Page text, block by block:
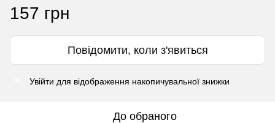
157 грн
Повідомити, коли з'явиться
Увійти для відображення накопичувальної знижки
До обраного